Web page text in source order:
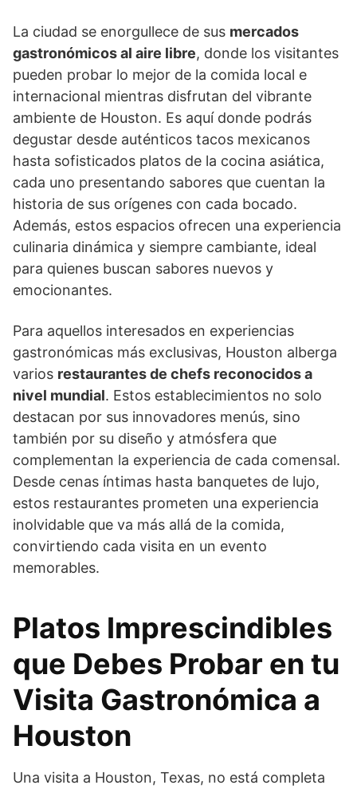
La ciudad se enorgullece de sus mercados
gastronómicos al aire libre, donde los visitantes
pueden probar lo mejor de la comida local e
internacional mientras disfrutan del vibrante
ambiente de Houston. Es aquí donde podrás
degustar desde auténticos tacos mexicanos
hasta sofisticados platos de la cocina asiática,
cada uno presentando sabores que cuentan la
historia de sus orígenes con cada bocado.
Además, estos espacios ofrecen una experiencia
culinaria dinámica y siempre cambiante, ideal
para quienes buscan sabores nuevos y
emocionantes.
Para aquellos interesados en experiencias
gastronómicas más exclusivas, Houston alberga
varios restaurantes de chefs reconocidos a
nivel mundial. Estos establecimientos no solo
destacan por sus innovadores menús, sino
también por su diseño y atmósfera que
complementan la experiencia de cada comensal.
Desde cenas íntimas hasta banquetes de lujo,
estos restaurantes prometen una experiencia
inolvidable que va más allá de la comida,
convirtiendo cada visita en un evento
memorables.
Platos Imprescindibles
que Debes Probar en tu
Visita Gastronómica a
Houston
Una visita a Houston, Texas, no está completa